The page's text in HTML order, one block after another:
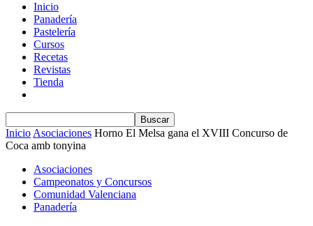
Inicio
Panadería
Pastelería
Cursos
Recetas
Revistas
Tienda
Inicio Asociaciones Horno El Melsa gana el XVIII Concurso de
Coca amb tonyina
Asociaciones
Campeonatos y Concursos
Comunidad Valenciana
Panadería